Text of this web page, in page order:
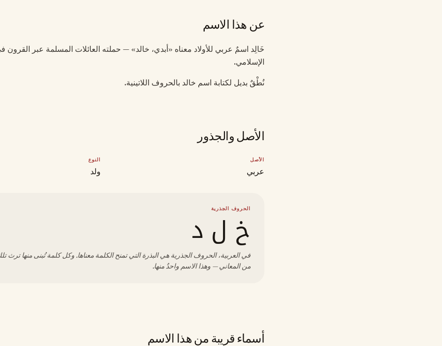
عن هذا الاسم
خَالِد اسمٌ عربي للأولاد معناه «أبدي، خالد» — حملته العائلات المسلمة عبر القرون
الإسلامي.
نُطْقٌ بديل لكتابة اسم خالد بالحروف اللاتينية.
الأصل والجذور
الأصل
عربي
النوع
ولد
الحروف الجذرية
خ ل د
في العربية، الحروف الجذرية هي البذرة التي تمنح الكلمة معناها. وكل كلمة تُبنى منها ترث
من المعاني — وهذا الاسم واحدٌ منها.
أسماء قريبة من هذا الاسم